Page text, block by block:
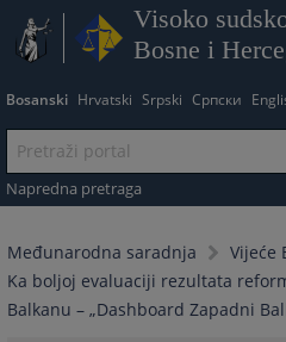
Visoko
Bosne i
Bosanski Hrvatski Srpski Српски
Napredna pretraga
Međunarodna saradnja
Vijeće
Ka boljoj evaluaciji rezultata
Balkanu – „Dashboard Zapadni